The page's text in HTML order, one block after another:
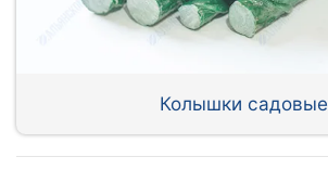
Колышки садовые